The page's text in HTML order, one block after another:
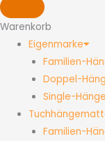
Warenkorb
Eigenmarke
Familien-
Doppel-
Single-
Familien-